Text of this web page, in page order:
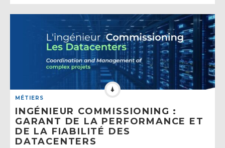
MÉTIERS
INGÉNIEUR COMMISSIONING :
GARANT DE LA PERFORMANCE ET
DE LA FIABILITÉ DES
DATACENTERS